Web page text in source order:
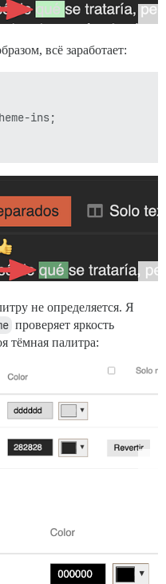
всё заработает:
ins;
не определяется. Я
проверяет яркость
тёмная палитра: